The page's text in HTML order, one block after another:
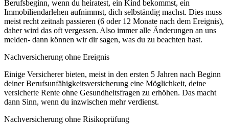
Berufsbeginn, wenn du heiratest, ein Kind bekommst, ein
Immobiliendarlehen aufnimmst, dich selbständig machst. Dies muss
meist recht zeitnah passieren (6 oder 12 Monate nach dem Ereignis),
daher wird das oft vergessen. Also immer alle Änderungen an uns
melden- dann können wir dir sagen, was du zu beachten hast.
Nachversicherung ohne Ereignis
Einige Versicherer bieten, meist in den ersten 5 Jahren nach Beginn
deiner Berufsunfähigkeitsversicherung eine Möglichkeit, deine
versicherte Rente ohne Gesundheitsfragen zu erhöhen. Das macht
dann Sinn, wenn du inzwischen mehr verdienst.
Nachversicherung ohne Risikoprüfung